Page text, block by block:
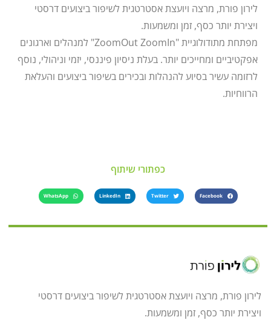
לירון פורת, מרצה ויועצת אסטרטגית לשיפור ביצועים דרסטי
ויצירת יותר כסף, זמן ומשמעות.
מפתחת מתודולוגיית "ZoomOut ZoomIn" למנהלים וארגונים
אפקטיביים ומחייכים יותר. בעלת ניסיון פיננסי, יזמי וניהולי, נוסף
לרזומה עשיר בסיוע להנהלות ובכירים בשיפור ביצועים והעלאת
הרווחיות.
כפתורי שיתוף
Facebook
Twitter
LinkedIn
WhatsApp
לירון פורת, מרצה ויועצת אסטרטגית לשיפור ביצועים דרסטי
ויצירת יותר כסף, זמן ומשמעות.